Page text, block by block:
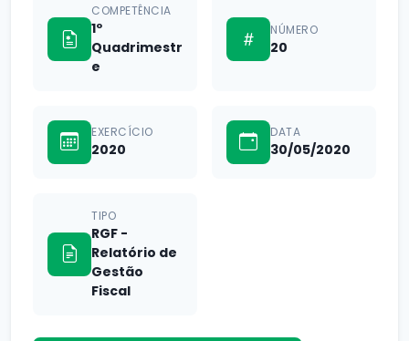
COMPETÊNCIA
1º
Quadrimestr
e
NÚMERO
20
EXERCÍCIO
2020
DATA
30/05/2020
TIPO
RGF -
Relatório de
Gestão
Fiscal